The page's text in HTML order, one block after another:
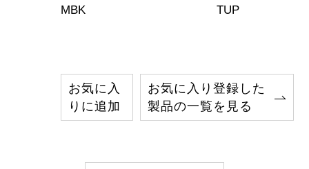
MBK
TUP
お気に入
りに追加
お気に入り登録した
製品の一覧を見る